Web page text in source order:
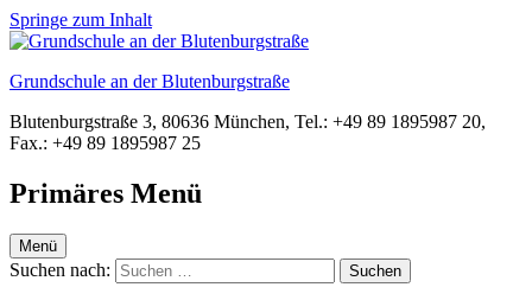
Springe zum Inhalt
Grundschule an der Blutenburgstraße
Blutenburgstraße 3, 80636 München, Tel.: +49 89 1895987 20,
Fax.: +49 89 1895987 25
Primäres Menü
Menü
Suchen nach: